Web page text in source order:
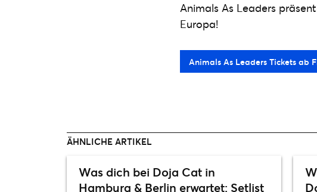
Animals As Leaders
Europa!
Animals As Leaders Tickets ab
ÄHNLICHE ARTIKEL
Was dich bei Doja Cat in
Hamburg & Berlin erwartet: Setlist